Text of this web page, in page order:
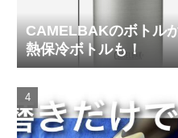
CAMELBAKのボトル
熱保冷ボトルも！